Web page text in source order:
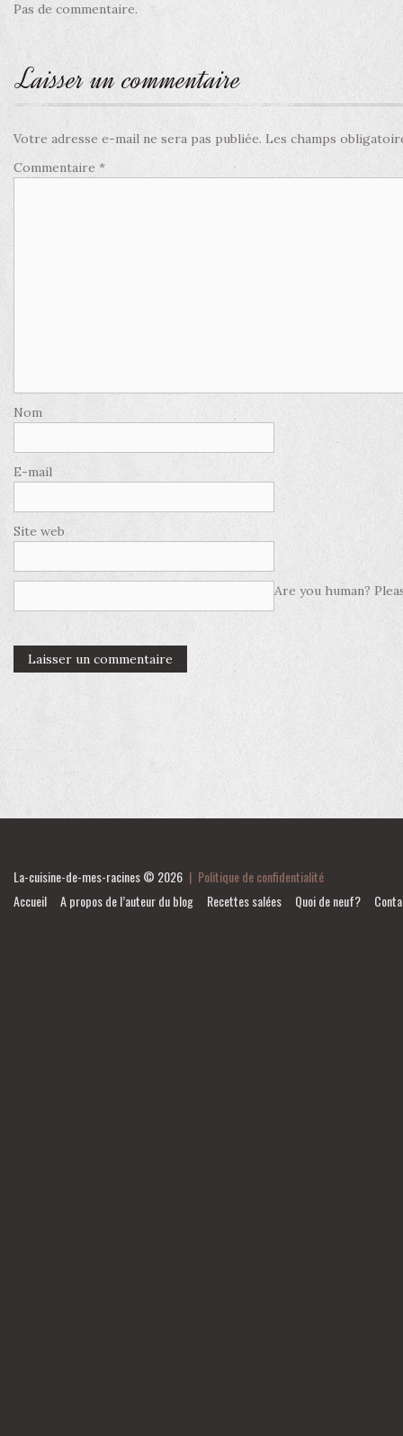
Pas de commentaire.
Laisser un commentaire
Votre adresse e-mail ne sera pas publiée. Les champs
Commentaire *
Nom
E-mail
Site web
Are you human?
La-cuisine-de-mes-racines© 2026 | Politique de confidentialité
Accueil
A propos de l’auteur du blog Recettes salées Quoi de neuf?